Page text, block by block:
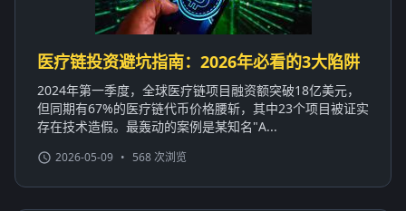
医疗链投资避坑指南：2026年必看的3大陷阱
2024年第一季度，全球医疗链项目融资额突破18亿美元，
但同期有67%的医疗链代币价格腰斩，其中23个项目被证实
存在技术造假。最轰动的案例是某知名"A...
2026-05-09 • 568 次浏览